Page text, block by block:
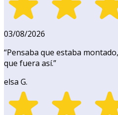
03/08/2026
“Pensaba que estaba
que fuera así.”
elsa G.